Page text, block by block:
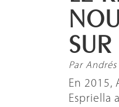
SUR
Par
En 2015,
Espriella